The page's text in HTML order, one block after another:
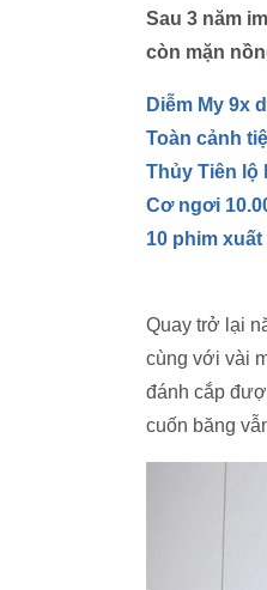
Sau 3 năm
còn mặn
Diễm My 9x
Toàn cảnh
Thủy Tiên lộ
Cơ ngơi
10 phim
Quay trở lại
cùng với vài
đánh cắp
cuốn băng